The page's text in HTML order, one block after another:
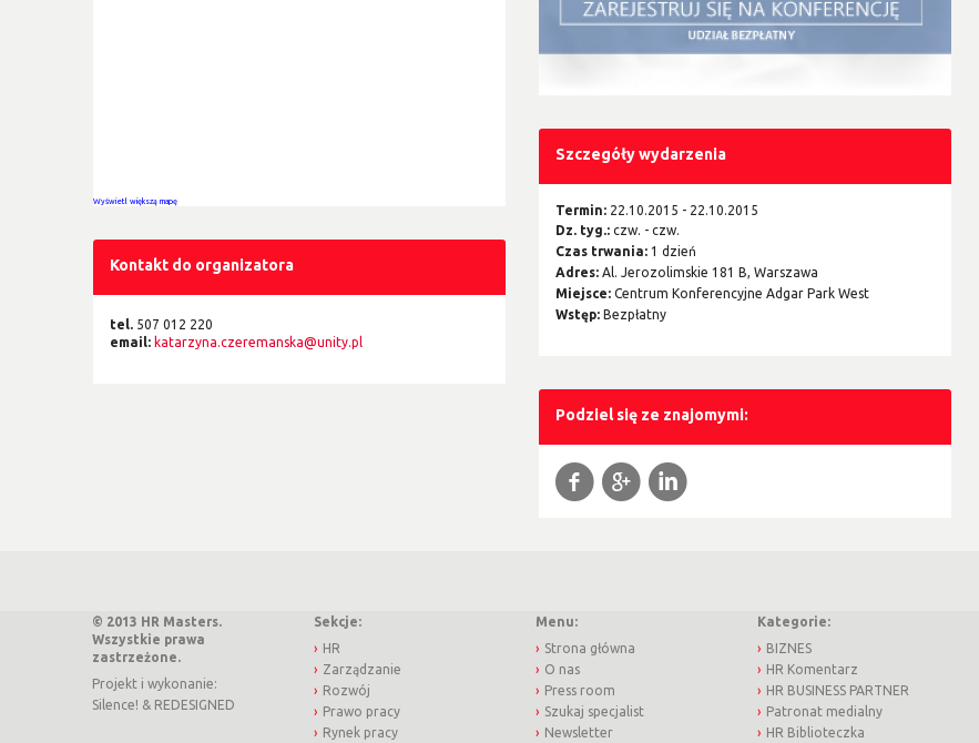
Wyświetl większą mapę
Szczegóły wydarzenia
Termin: 22.10.2015 - 22.10.2015
Dz. tyg.: czw. - czw.
Czas trwania: 1 dzień
Adres: Al. Jerozolimskie 181 B, Warszawa
Miejsce: Centrum Konferencyjne Adgar Park West
Wstęp: Bezpłatny
Kontakt do organizatora
tel.
507 012 220
email: katarzyna.czeremanska@unity.pl
Podziel się ze znajomymi:
f g l
© 2013 HR Masters.
Wszystkie prawa
zastrzeżone.
Projekt i wykonanie:
Silence! & REDESIGNED
Sekcje:
HR
Zarządzanie
Rozwój
Prawo pracy
Rynek pracy
Menu:
Strona główna
O nas
Press room
Szukaj specjalist
Newsletter
Kategorie:
BIZNES
HR Komentarz
HR BUSINESS PARTNER
Patronat medialny
HR Biblioteczka